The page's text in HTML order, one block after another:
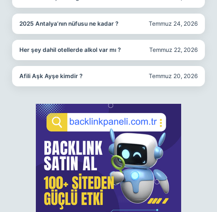
2025 Antalya’nın nüfusu ne kadar ? Temmuz 24, 2026
Her şey dahil otellerde alkol var mı ? Temmuz 22, 2026
Afili Aşk Ayşe kimdir ? Temmuz 20, 2026